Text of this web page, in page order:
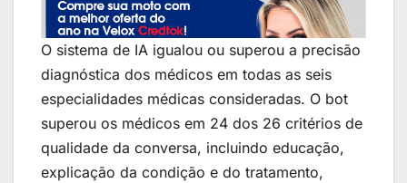
O sistema de IA igualou ou superou a precisão
diagnóstica dos médicos em todas as seis
especialidades médicas consideradas. O bot
superou os médicos em 24 dos 26 critérios de
qualidade da conversa, incluindo educação,
explicação da condição e do tratamento,